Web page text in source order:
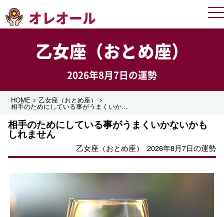
オレオール
乙女座（おとめ座）
2026年8月7日の運勢
HOME >乙女座（おとめ座） >
相手のためにしている事がうまくいかないかもしれません
相手のためにしている事がうまくいかないかも
しれません
乙女座（おとめ座） 2026年8月7日の運勢